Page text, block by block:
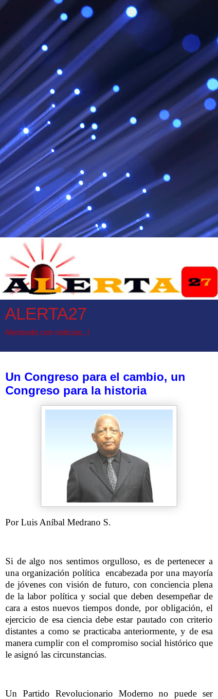
ALERTA27
Alertando con noticias...!
Un Congreso para el cambio, un
Congreso para la historia
Por Luis Aníbal Medrano S.
Si de algo nos sentimos orgulloso, es de pertenecer a
una organización política encabezada por una mayoría
de jóvenes con visión de futuro, con conciencia plena
de la labor política y social que deben desempeñar de
cara a estos nuevos tiempos donde, por obligación, el
ejercicio de esa ciencia debe estar pautado con criterio
distantes a como se practicaba anteriormente, y de esa
manera cumplir con el compromiso social histórico que
le asignó las circunstancias.
Un Partido Revolucionario Moderno no puede ser